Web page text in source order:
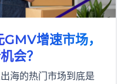
增速市场，
会？
海的热门市场到底是